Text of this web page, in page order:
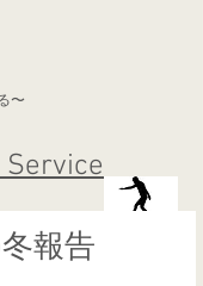
〜
報告